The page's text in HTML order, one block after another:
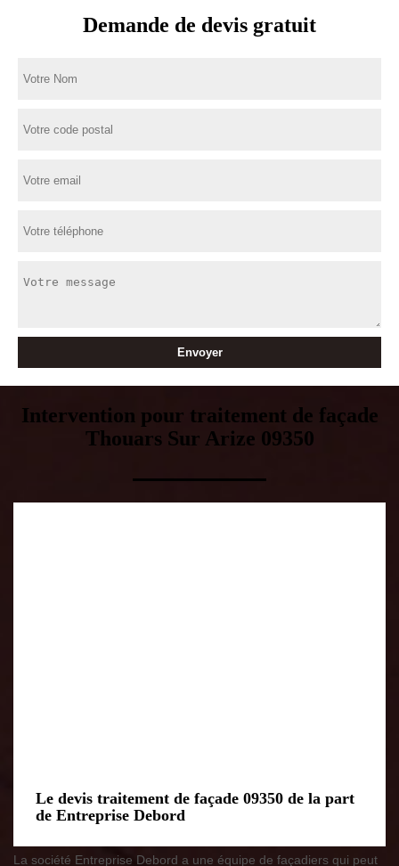
Demande de devis gratuit
Intervention pour traitement de façade
Thouars Sur Arize 09350
Le devis traitement de façade 09350 de la part
de Entreprise Debord
La société Entreprise Debord a une équipe de façadiers qui peut